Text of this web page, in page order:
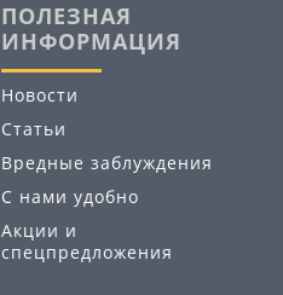
ПОЛЕЗНАЯ
ИНФОРМАЦИЯ
Новости
Статьи
Вредные заблуждения
С нами удобно
Акции и
спецпредложения